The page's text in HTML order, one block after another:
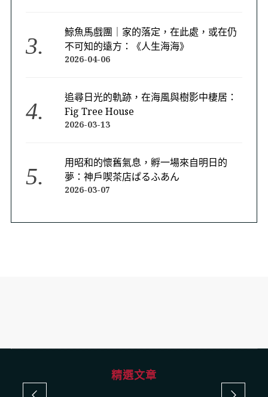
鯨魚馬戲團｜家的落定，在此處，或在仍
不可知的遠方：《人生海海》
2026-04-06
追尋日光的軌跡，在海風與樹影中棲居：
Fig Tree House
2026-03-13
用昭和的懷舊氣息，孵一場來自明日的
夢：神戶喫茶店ぱるふあん
2026-03-07
精選文章